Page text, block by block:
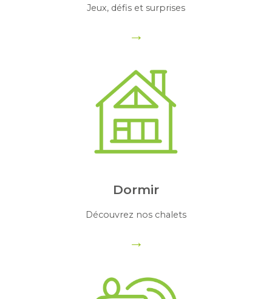
Jeux, défis et surprises
→
Dormir
Découvrez nos chalets
→